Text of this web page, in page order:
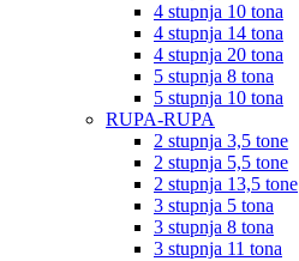
4 stupnja 10 tona
4 stupnja 14 tona
4 stupnja 20 tona
5 stupnja 8 tona
5 stupnja 10 tona
RUPA-RUPA
2 stupnja 3,5 tone
2 stupnja 5,5 tone
2 stupnja 13,5 tone
3 stupnja 5 tona
3 stupnja 8 tona
3 stupnja 11 tona